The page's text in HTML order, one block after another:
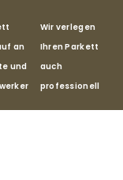
an
und
Wir verlegen
Ihren Parkett
auch
professionell